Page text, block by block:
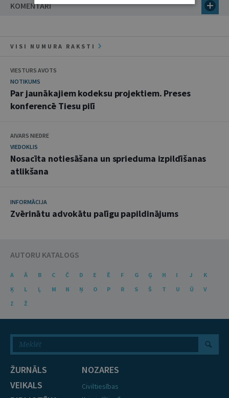
KOMENTĀRI
VISI NUMURA RAKSTI
VIESTURS AVOTS
NOTIKUMS
Par jaunākajiem kodeksu projektiem. Preses
konferencē Tiesu pilī
AIVARS NIEDRE
VIEDOKLIS
Nosacīta notiesāšana un sprieduma izpildīšanas
atlikšana
INFORMĀCIJA
Zvērinātu advokātu palīgu papildinājums
AUTORU KATALOGS
A Ā B C Č D E Ē F G Ģ H I J
K
Ķ
L Ļ M N Ņ O P R S Š T U Ū
V
Z
Ž
ŽURNĀLS
VEIKALS
NOZARES
Civiltiesības